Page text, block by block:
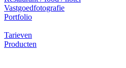
Vastgoedfotografie
Portfolio
Tarieven
Producten